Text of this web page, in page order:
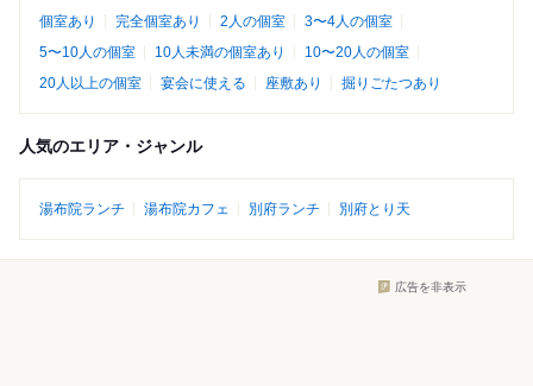
個室あり 完全個室あり 2人の個室
3〜4人の個室
5〜10人の個室
10人未満の個室あり
10〜20人の個室
20人以上の個室
宴会に使える 座敷あり 掘りごたつあり
人気のエリア・ジャンル
湯布院ランチ 湯布院カフェ 別府ランチ 別府とり天
広告を非表示